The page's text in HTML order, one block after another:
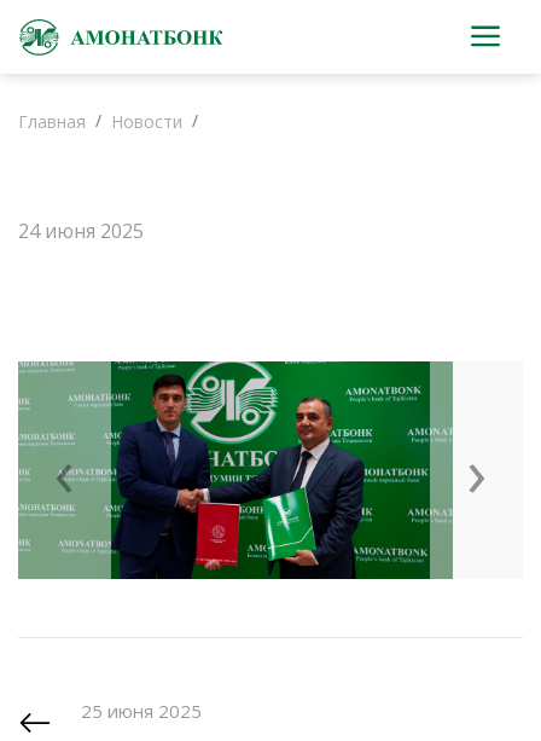
Главная Новости
24 июня 2025
‹ ›
25 июня 2025